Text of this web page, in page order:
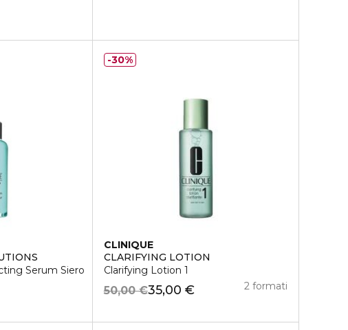
Serum Siero
CLINIQUE
CLARIFYING LOTION
Clarifying Lotion 1
35,00 €
50,00 € 2 formati
30%